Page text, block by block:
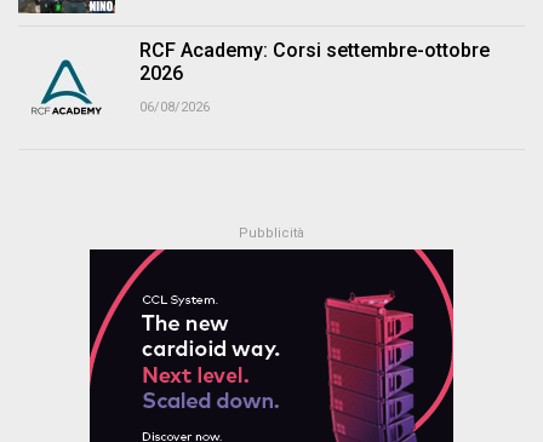
RCF Academy: Corsi settembre-ottobre
2026
06/08/2026